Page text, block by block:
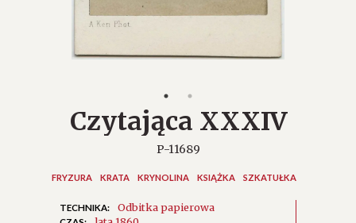
Czytająca XXXIV
P-11689
FRYZURA KRATA KRYNOLINA KSIĄŻKA SZKATUŁKA
TECHNIKA: Odbitka papierowa